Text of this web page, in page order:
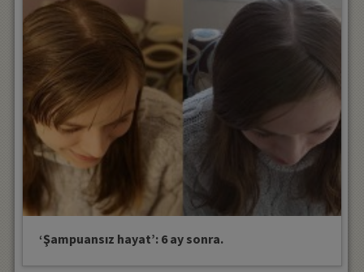
‘Şampuansız hayat’: 6 ay sonra.